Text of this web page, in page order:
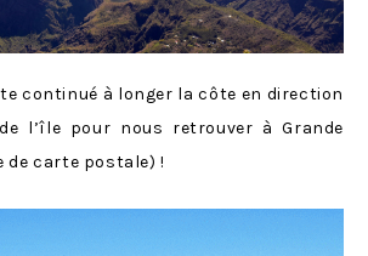
continué à longer la côte en direction
l’île pour nous retrouver à Grande
de carte postale) !